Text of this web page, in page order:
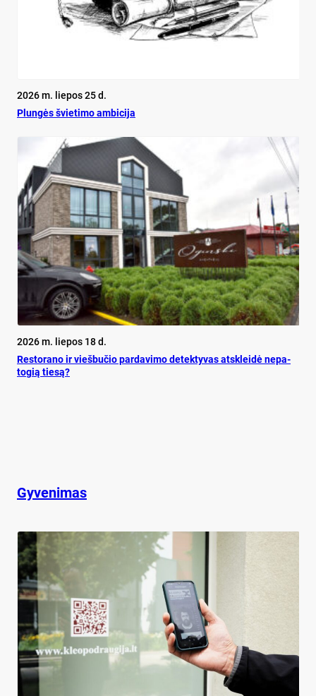
2026 m. liepos 25 d.
Plun­gės švie­ti­mo am­bi­ci­ja
2026 m. liepos 18 d.
Res­to­ra­no ir vieš­bu­čio par­da­vi­mo de­tek­ty­vas at­sklei­dė ne­pa­
to­gią tie­są?
Gyvenimas